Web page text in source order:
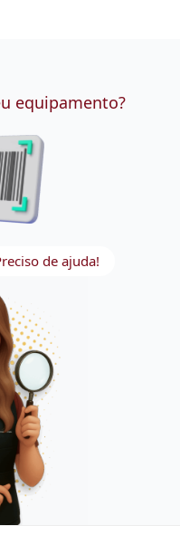
equipamento?
de ajuda!